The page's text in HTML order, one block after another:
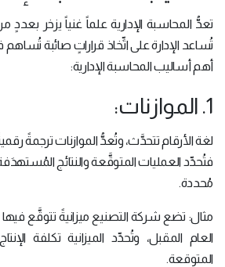
تعدُّ المحاسبة الإدارية علماً غنياً يزخر بعددٍ
تُساعد الإدارة على اتِّخاذ قراراتٍ صائبة
أهم أساليب المحاسبة الإدارية:
1. الموازنات:
لغة الأرقام تتحدَّث، وتُعدُّ الموازنات ترجمةً
فتُحدِّد العمليات المتوقَّعة والنتائج
مُحددة.
العام المقبل، وتُحدِّد الميزانية تكلفة
المتوقعة.